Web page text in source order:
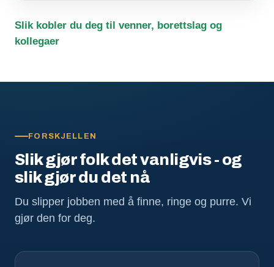
Slik kobler du deg til venner, borettslag og
kollegaer
FORSKJELLEN
Slik gjør folk det vanligvis - og
slik gjør du det nå
Du slipper jobben med å finne, ringe og purre. Vi
gjør den for deg.